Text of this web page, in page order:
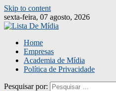
Skip to content
sexta-feira, 07 agosto, 2026
Home
Empresas
Academia de Mídia
Política de Privacidade
Pesquisar por: